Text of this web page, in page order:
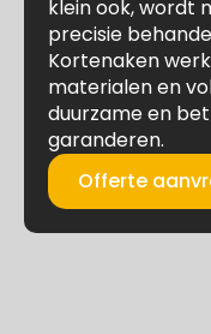
klein ook, wordt
precisie
Kortenaken
materialen en
duurzame en
garanderen.
Offerte